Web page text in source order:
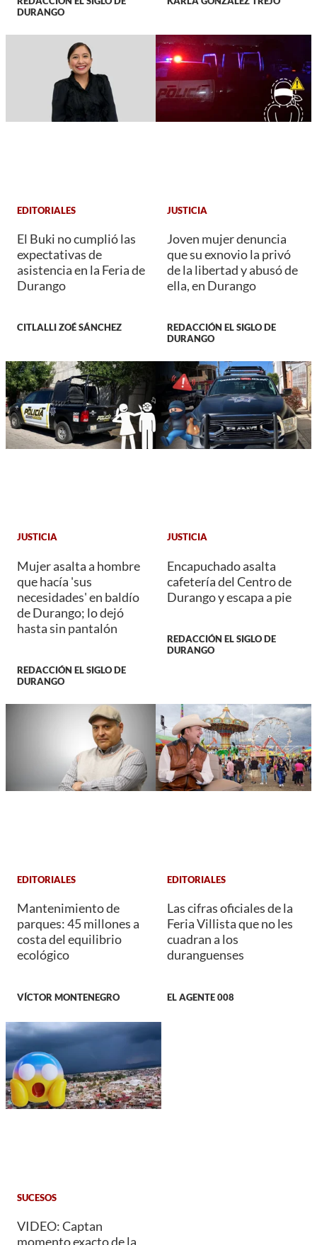
DURANGO
EDITORIALES
El Buki no cumplió las
expectativas de
asistencia en la Feria de
Durango
CITLALLI ZOÉ SÁNCHEZ
JUSTICIA
Joven mujer denuncia
que su exnovio la privó
de la libertad y abusó de
ella, en Durango
REDACCIÓN EL SIGLO DE
DURANGO
JUSTICIA
Mujer asalta a hombre
que hacía 'sus
necesidades' en baldío
de Durango; lo dejó
hasta sin pantalón
REDACCIÓN EL SIGLO DE
DURANGO
JUSTICIA
Encapuchado asalta
cafetería del Centro de
Durango y escapa a pie
REDACCIÓN EL SIGLO DE
DURANGO
EDITORIALES
Mantenimiento de
parques: 45 millones a
costa del equilibrio
ecológico
VÍCTOR MONTENEGRO
EDITORIALES
Las cifras oficiales de la
Feria Villista que no les
cuadran a los
duranguenses
EL AGENTE 008
SUCESOS
VIDEO: Captan
momento exacto de la